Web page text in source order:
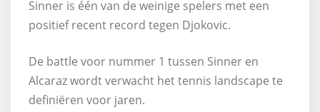
Sinner is één van de weinige spelers met een
positief recent record tegen Djokovic.
De battle voor nummer 1 tussen Sinner en
Alcaraz wordt verwacht het tennis landscape te
definiëren voor jaren.